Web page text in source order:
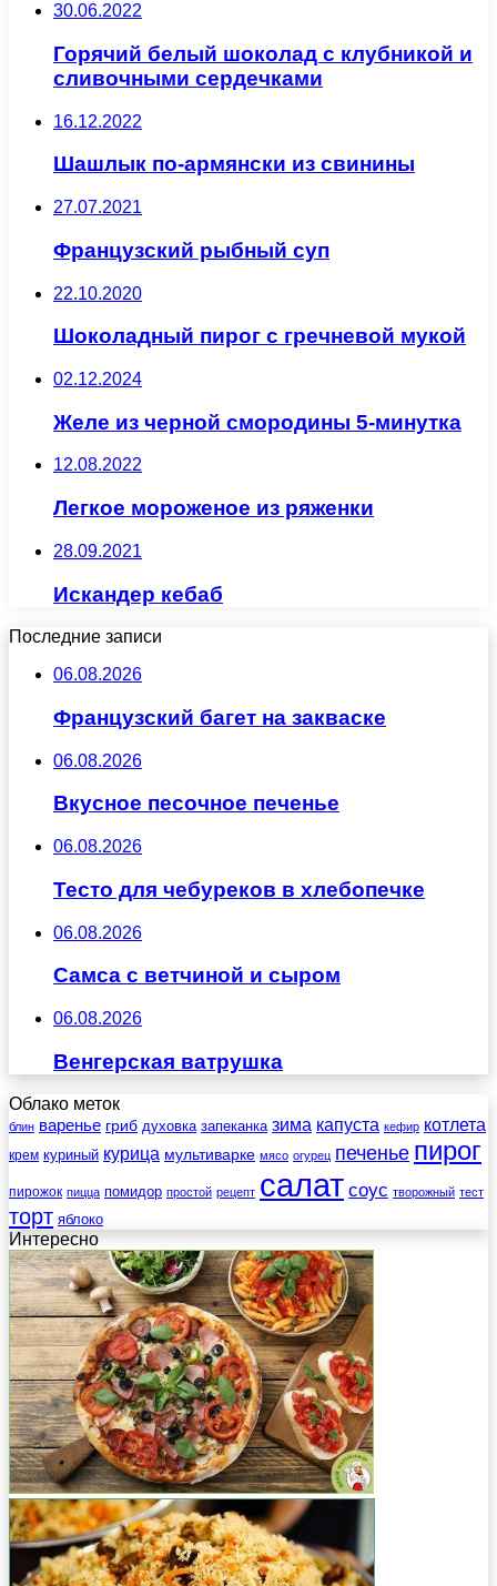
30.06.2022
Горячий белый шоколад с клубникой и
сливочными сердечками
16.12.2022
Шашлык по-армянски из свинины
27.07.2021
Французский рыбный суп
22.10.2020
Шоколадный пирог с гречневой мукой
02.12.2024
Желе из черной смородины 5-минутка
12.08.2022
Легкое мороженое из ряженки
28.09.2021
Искандер кебаб
Последние записи
06.08.2026
Французский багет на закваске
06.08.2026
Вкусное песочное печенье
06.08.2026
Тесто для чебуреков в хлебопечке
06.08.2026
Самса с ветчиной и сыром
06.08.2026
Венгерская ватрушка
Облако меток
блин варенье гриб духовка запеканка зима капуста кефир котлета
крем куриный курица мультиварке мясо огурец печенье пирог
пирожок пицца помидор простой рецепт салат соус творожный тест
торт яблоко
Интересно